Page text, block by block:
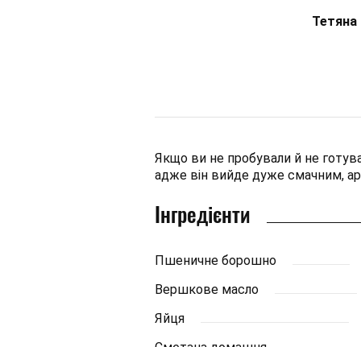
Якщо ви не пробували й не
адже він вийде дуже смачним,
Інгредієнти
Пшеничне борошно
Вершкове масло
Яйця